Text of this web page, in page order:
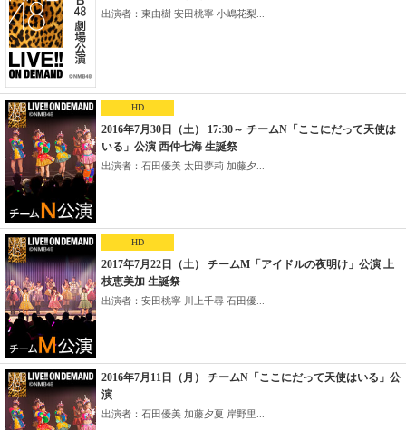
出演者：東由樹 安田桃寧 小嶋花梨...
HD
2016年7月30日（土） 17:30～ チームN「ここにだって天使は
いる」公演 西仲七海 生誕祭
出演者：石田優美 太田夢莉 加藤夕...
HD
2017年7月22日（土） チームM「アイドルの夜明け」公演 上
枝恵美加 生誕祭
出演者：安田桃寧 川上千尋 石田優...
2016年7月11日（月） チームN「ここにだって天使はいる」公
演
出演者：石田優美 加藤夕夏 岸野里...